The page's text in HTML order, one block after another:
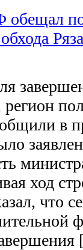
обещал
в
ход
что